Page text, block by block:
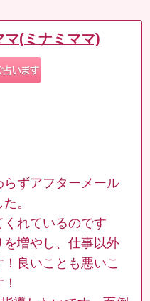
マ(ミナミママ)
ずアフターメール
。
くれているのです
増やし、仕事以外
良いことも悪いこ